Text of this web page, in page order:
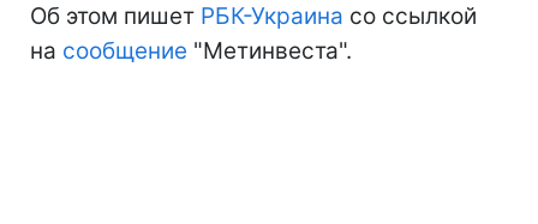
Об этом пишет РБК-Украина со ссылкой
на сообщение "Метинвеста".